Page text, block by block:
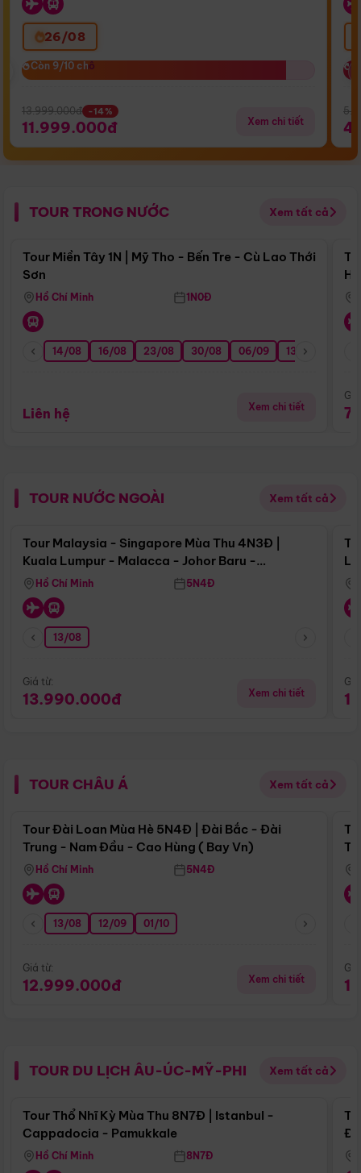
26/08
Còn 9/10 chỗ
Còn 9/10 chỗ
13.999.000đ -14%
11.999.000đ Xem chi tiết
TOUR TRONG NƯỚC Xem tất cả
Điểm nổi bật
Tour Miền Tây 1N | Mỹ Tho - Bến Tre - Cù Lao Thới
Sơn
Hồ Chí Minh 1N0Đ
14/08 16/08 23/08 30/08 06/09 13/09
Liên hệ Xem chi tiết
TOUR NƯỚC NGOÀI Xem tất cả
Điểm nổi bật
Tour Malaysia - Singapore Mùa Thu 4N3Đ |
Kuala Lumpur - Malacca - Johor Baru -
Singapore
Hồ Chí Minh 5N4Đ
13/08
Giá từ:
13.990.000đ Xem chi tiết
TOUR CHÂU Á Xem tất cả
Điểm nổi bật
Tour Đài Loan Mùa Hè 5N4Đ | Đài Bắc - Đài
Trung - Nam Đầu - Cao Hùng ( Bay Vn)
Hồ Chí Minh 5N4Đ
13/08 12/09 01/10
Giá từ:
12.999.000đ Xem chi tiết
TOUR DU LỊCH ÂU-ÚC-MỸ-PHI Xem tất cả
Điểm nổi bật
Tour Thổ Nhĩ Kỳ Mùa Thu 8N7Đ | Istanbul -
Cappadocia - Pamukkale
Hồ Chí Minh 8N7Đ